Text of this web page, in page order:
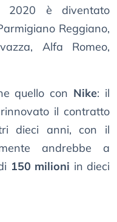
2020 è diventato
Reggiano,
Alfa Romeo,
quello con Nike: il
il contratto
dieci anni, con il
andrebbe a
150 milioni in dieci